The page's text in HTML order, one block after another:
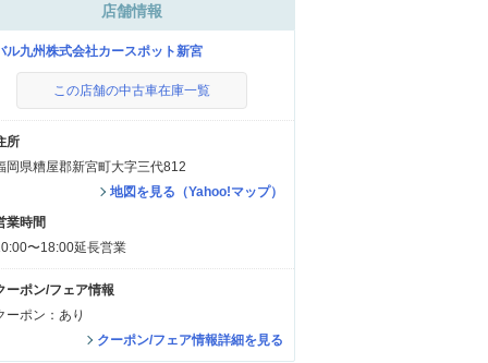
店舗情報
ル九州株式会社カースポット新宮
この店舗の中古車在庫一覧
所
岡県糟屋郡新宮町大字三代812
地図を見る（Yahoo!マップ）
業時間
〜18:00延長営業
ーポン/フェア情報
ーポン：あり
クーポン/フェア情報詳細を見る